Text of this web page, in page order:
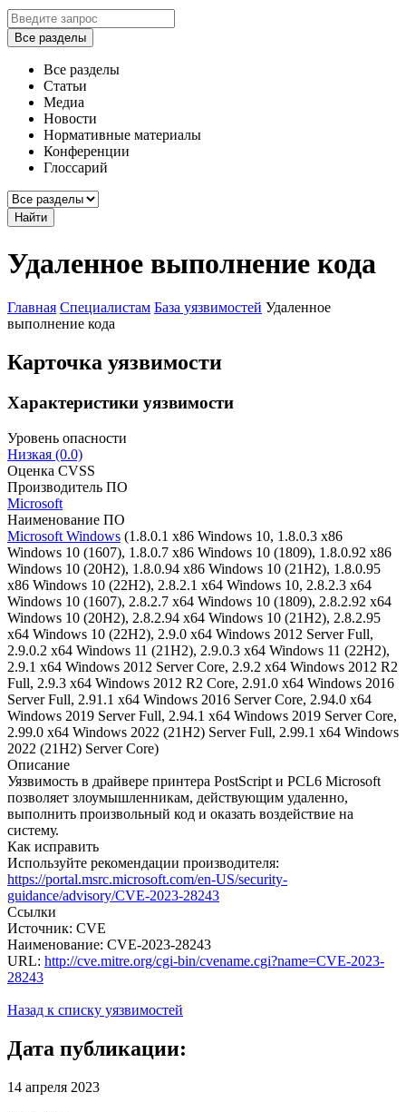
Все разделы
Все разделы
Статьи
Медиа
Новости
Нормативные материалы
Конференции
Глоссарий
Найти
Удаленное выполнение кода
Главная Специалистам База уязвимостей Удаленное
выполнение кода
Карточка уязвимости
Характеристики уязвимости
Уровень опасности
Низкая (0.0)
Оценка CVSS
Производитель ПО
Microsoft
Наименование ПО
Microsoft Windows (1.8.0.1 x86 Windows 10, 1.8.0.3 x86
Windows 10 (1607), 1.8.0.7 x86 Windows 10 (1809), 1.8.0.92 x86
Windows 10 (20H2), 1.8.0.94 x86 Windows 10 (21H2), 1.8.0.95
x86 Windows 10 (22H2), 2.8.2.1 x64 Windows 10, 2.8.2.3 x64
Windows 10 (1607), 2.8.2.7 x64 Windows 10 (1809), 2.8.2.92 x64
Windows 10 (20H2), 2.8.2.94 x64 Windows 10 (21H2), 2.8.2.95
x64 Windows 10 (22H2), 2.9.0 x64 Windows 2012 Server Full,
2.9.0.2 x64 Windows 11 (21H2), 2.9.0.3 x64 Windows 11 (22H2),
2.9.1 x64 Windows 2012 Server Core, 2.9.2 x64 Windows 2012 R2
Full, 2.9.3 x64 Windows 2012 R2 Core, 2.91.0 x64 Windows 2016
Server Full, 2.91.1 x64 Windows 2016 Server Core, 2.94.0 x64
Windows 2019 Server Full, 2.94.1 x64 Windows 2019 Server Core,
2.99.0 x64 Windows 2022 (21H2) Server Full, 2.99.1 x64 Windows
2022 (21H2) Server Core)
Описание
Уязвимость в драйвере принтера PostScript и PCL6 Microsoft
позволяет злоумышленникам, действующим удаленно,
выполнить произвольный код и оказать воздействие на
систему.
Как исправить
Используйте рекомендации производителя:
https://portal.msrc.microsoft.com/en-US/security-
guidance/advisory/CVE-2023-28243
Ссылки
Источник: CVE
Наименование: CVE-2023-28243
URL: http://cve.mitre.org/cgi-bin/cvename.cgi?name=CVE-2023-
28243
Назад к списку уязвимостей
Дата публикации:
14 апреля 2023